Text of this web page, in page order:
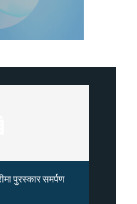
पुरस्कार समर्पण